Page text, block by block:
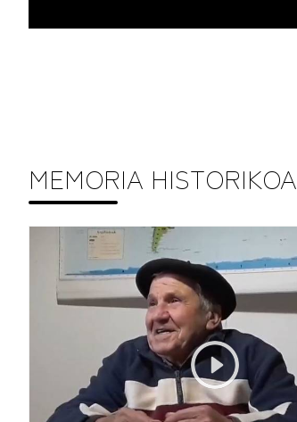
MEMORIA HISTORIKOA